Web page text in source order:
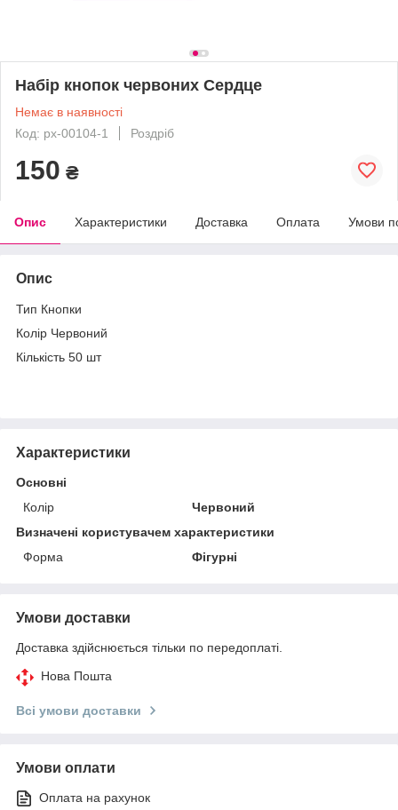
Набір кнопок червоних Сердце
Немає в наявності
Код: px-00104-1
Роздріб
150 ₴
Опис Характеристики Доставка Оплата Умови
Опис
Тип Кнопки
Колір Червоний
Кількість 50 шт
Характеристики
Основні
Колір
Червоний
Визначені користувачем характеристики
Форма
Фігурні
Умови доставки
Доставка здійснюється тільки по передоплаті.
Нова Пошта
Всі умови доставки
Умови оплати
Оплата на рахунок